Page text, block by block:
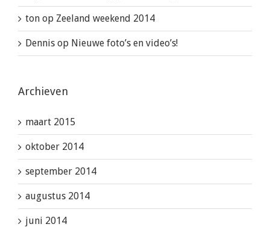
ton op Zeeland weekend 2014
Dennis op Nieuwe foto’s en video’s!
Archieven
maart 2015
oktober 2014
september 2014
augustus 2014
juni 2014